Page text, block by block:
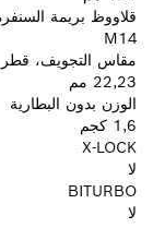
قلاووظ بريمة السنفرة
M14
مقاس التجويف، قطر
22,23 مم
الوزن بدون البطارية
1,6 كجم
X-LOCK
BITURBO